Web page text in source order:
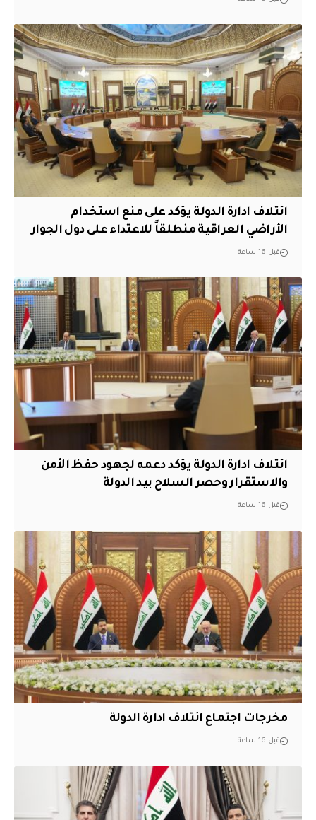
ائتلاف ادارة الدولة يؤكد على منع استخدام
الأراضي العراقية منطلقاً للاعتداء على دول الجوار
قبل 16 ساعة
ائتلاف ادارة الدولة يؤكد دعمه لجهود حفظ الأمن
والاستقرار وحصر السلاح بيد الدولة
قبل 16 ساعة
مخرجات اجتماع ائتلاف ادارة الدولة
قبل 16 ساعة